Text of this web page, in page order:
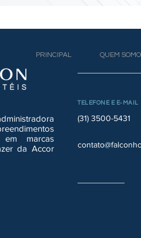
em marcas
da Accor
PRINCIPAL QUEM
TELEFONE E E-MAIL
(31) 3500-5431